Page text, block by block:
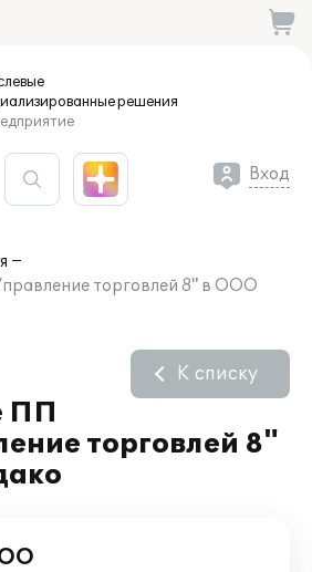
решения
Вход
торговлей 8" в ООО
ПП
торговлей 8"
К списку